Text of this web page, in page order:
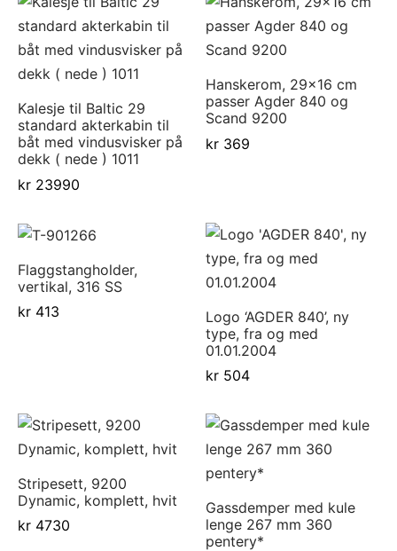
Kalesje til Baltic 29
standard akterkabin til
båt med vindusvisker på
dekk ( nede ) 1011
kr 23990
Hanskerom, 29×16 cm
passer Agder 840 og
Scand 9200
kr369
Flaggstangholder,
vertikal, 316 SS
kr 413
Logo ‘AGDER 840’, ny
type, fra og med
01.01.2004
kr504
Stripesett, 9200
Dynamic, komplett, hvit
kr 4730
Gassdemper med kule
lenge 267 mm 360
pentery*